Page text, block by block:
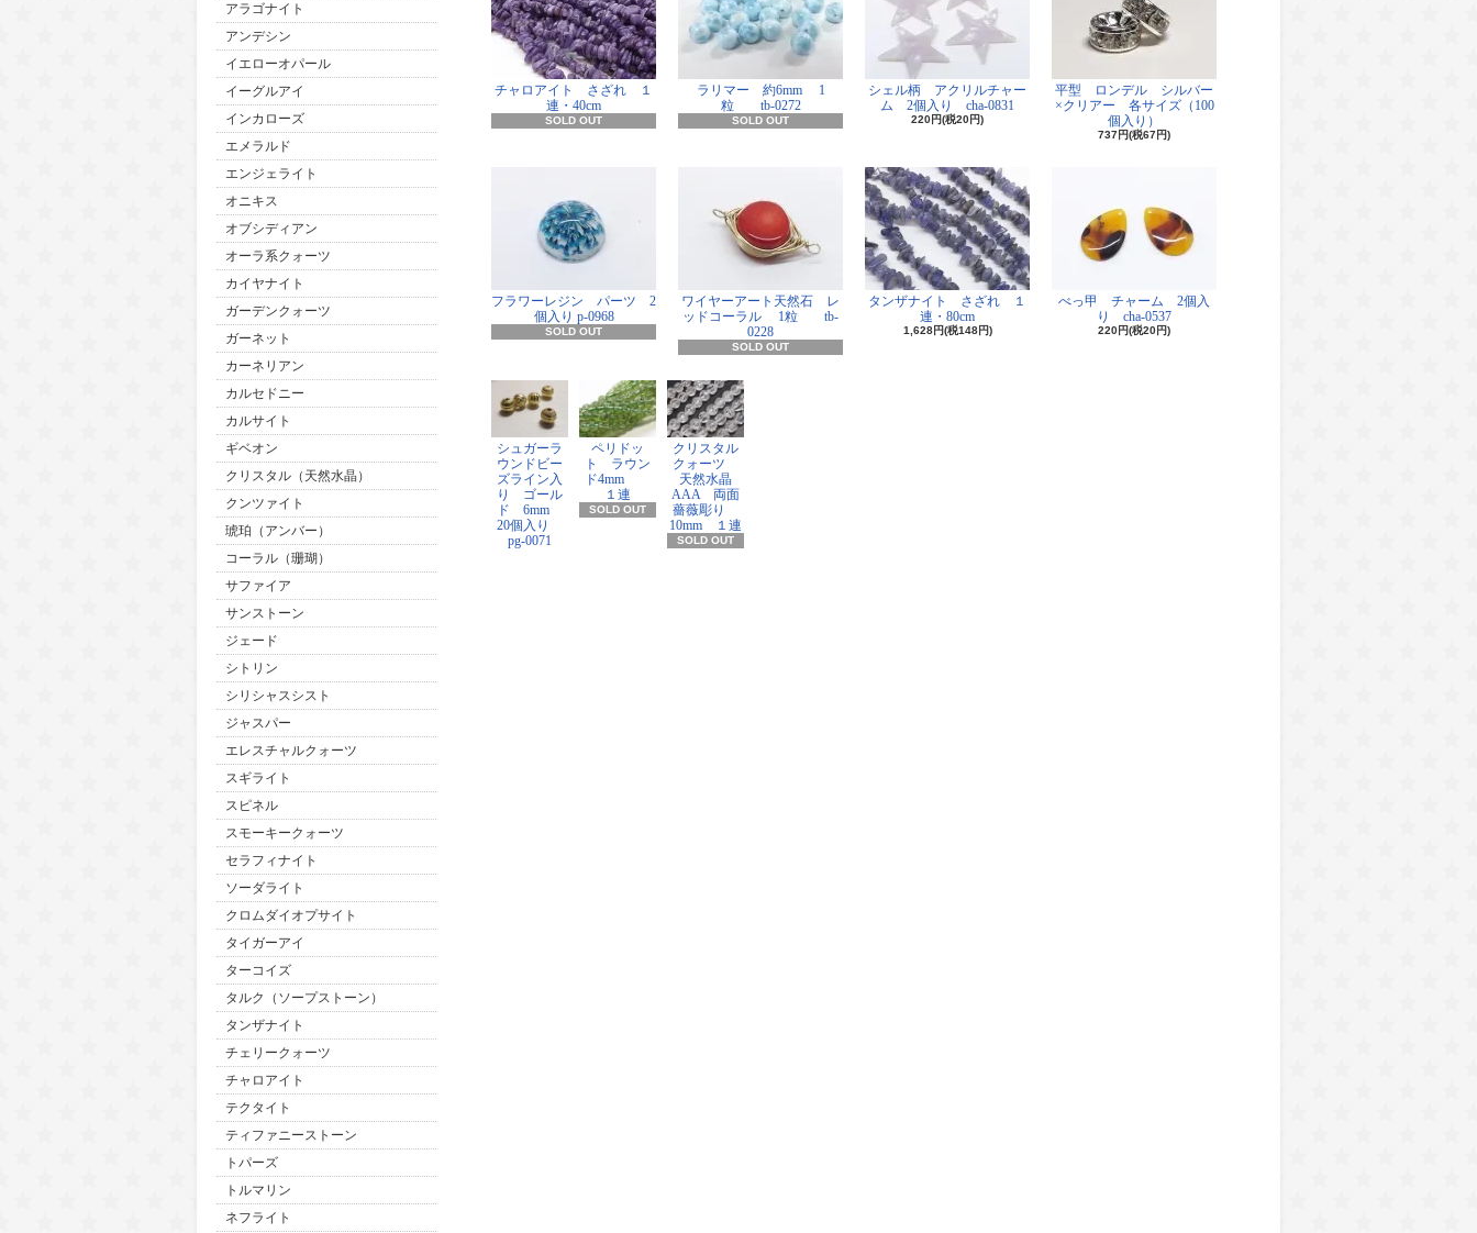
アラゴナイト
アンデシン
イエローオパール
イーグルアイ
インカローズ
エメラルド
エンジェライト
オニキス
オブシディアン
オーラ系クォーツ
カイヤナイト
ガーデンクォーツ
ガーネット
カーネリアン
カルセドニー
カルサイト
ギベオン
クリスタル（天然水晶）
クンツァイト
琥珀（アンバー）
コーラル（珊瑚）
サファイア
サンストーン
ジェード
シトリン
シリシャスシスト
ジャスパー
エレスチャルクォーツ
スギライト
スピネル
スモーキークォーツ
セラフィナイト
ソーダライト
クロムダイオプサイト
タイガーアイ
ターコイズ
タルク（ソープストーン）
タンザナイト
チェリークォーツ
チャロアイト
テクタイト
ティファニーストーン
トパーズ
トルマリン
ネフライト
チャロアイト さざれ １
連・40cm
SOLD OUT
ラリマー 約6mm 1
粒 tb-0272
SOLD OUT
シェル柄 アクリルチャー
ム 2個入り cha-0831
220円(税20円)
平型 ロンデル シルバー
×クリアー 各サイズ（100
個入り）
737円(税67円)
フラワーレジン パーツ 2
個入り p-0968
SOLD OUT
ワイヤーアート天然石 レ
ッドコーラル 1粒 tb-
0228
SOLD OUT
タンザナイト さざれ １
連・80cm
1,628円(税148円)
べっ甲 チャーム 2個入
り cha-0537
220円(税20円)
シュガーラ
ウンドビー
ズライン入
り ゴール
ド 6mm
20個入り
pg-0071
ペリドッ
ト ラウン
ド4mm
１連
SOLD OUT
クリスタル
クォーツ
天然水晶
AAA 両面
薔薇彫り
10mm １連
SOLD OUT